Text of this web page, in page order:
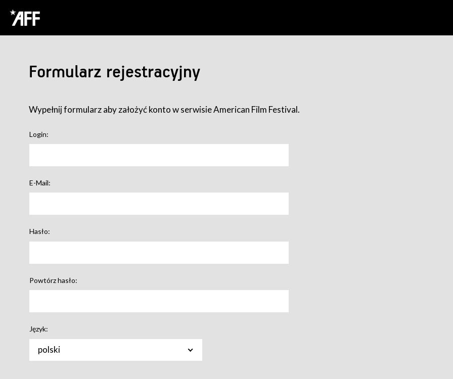
Formularz rejestracyjny
Wypełnij formularz aby założyć konto w serwisie American Film Festival.
Login:
E-Mail:
Hasło:
Powtórz hasło:
Język:
polski